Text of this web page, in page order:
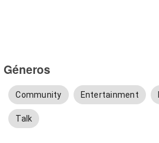
Géneros
Community Entertainment
Talk